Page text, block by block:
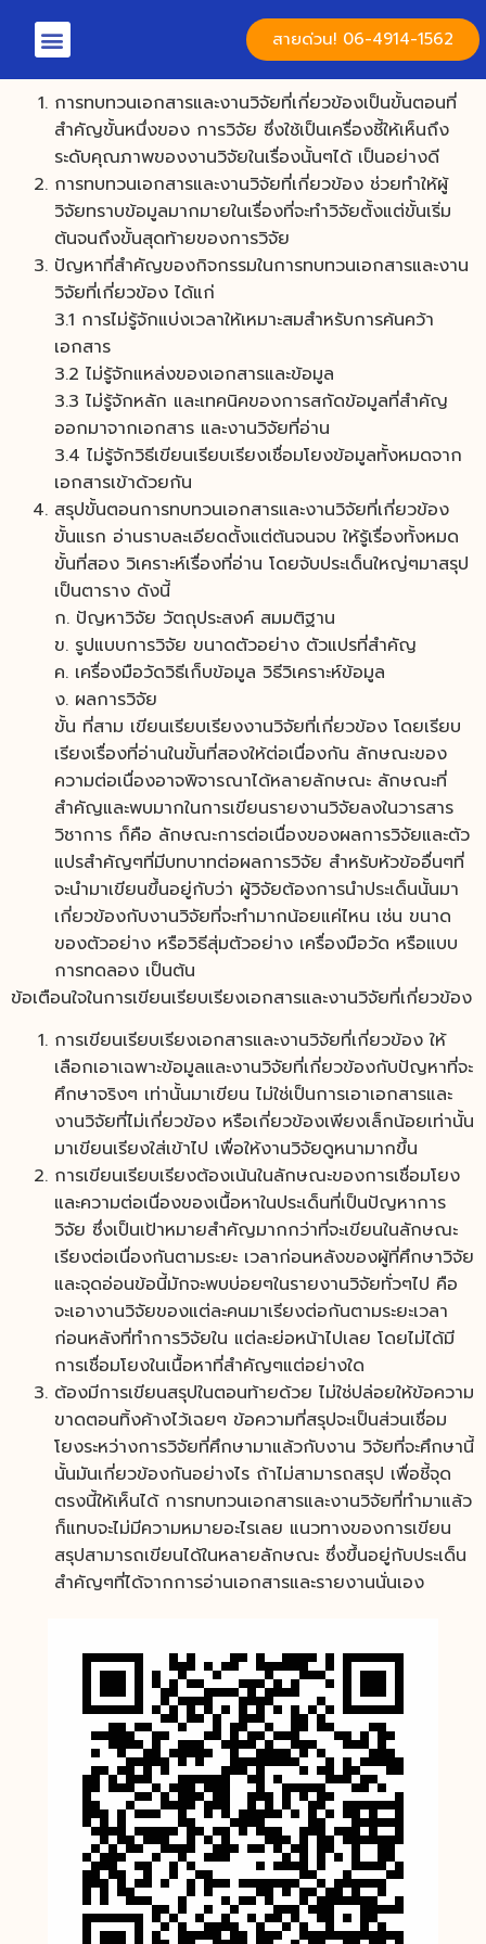
สายด่วน! 06-4914-1562
การทบทวนเอกสารและงานวิจัยที่เกี่ยวข้องเป็นขั้นตอนที่
สำคัญขั้นหนึ่งของ การวิจัย ซึ่งใช้เป็นเครื่องชี้ให้เห็นถึง
ระดับคุณภาพของงานวิจัยในเรื่องนั้นๆได้ เป็นอย่างดี
การทบทวนเอกสารและงานวิจัยที่เกี่ยวข้อง ช่วยทำให้ผู้
วิจัยทราบข้อมูลมากมายในเรื่องที่จะทำวิจัยตั้งแต่ขั้นเริ่ม
ต้นจนถึงขั้นสุดท้ายของการวิจัย
ปัญหาที่สำคัญของกิจกรรมในการทบทวนเอกสารและงาน
วิจัยที่เกี่ยวข้อง ได้แก่
3.1 การไม่รู้จักแบ่งเวลาให้เหมาะสมสำหรับการค้นคว้า
เอกสาร
3.2 ไม่รู้จักแหล่งของเอกสารและข้อมูล
3.3 ไม่รู้จักหลัก และเทคนิคของการสกัดข้อมูลที่สำคัญ
ออกมาจากเอกสาร และงานวิจัยที่อ่าน
3.4 ไม่รู้จักวิธีเขียนเรียบเรียงเชื่อมโยงข้อมูลทั้งหมดจาก
เอกสารเข้าด้วยกัน
สรุปขั้นตอนการทบทวนเอกสารและงานวิจัยที่เกี่ยวข้อง
ขั้นแรก อ่านราบละเอียดตั้งแต่ต้นจนจบ ให้รู้เรื่องทั้งหมด
ขั้นที่สอง วิเคราะห์เรื่องที่อ่าน โดยจับประเด็นใหญ่ๆมาสรุป
เป็นตาราง ดังนี้
ก. ปัญหาวิจัย วัตถุประสงค์ สมมติฐาน
ข. รูปแบบการวิจัย ขนาดตัวอย่าง ตัวแปรที่สำคัญ
ค. เครื่องมือวัดวิธีเก็บข้อมูล วิธีวิเคราะห์ข้อมูล
ง. ผลการวิจัย
ขั้น ที่สาม เขียนเรียบเรียงงานวิจัยที่เกี่ยวข้อง โดยเรียบ
เรียงเรื่องที่อ่านในขั้นที่สองให้ต่อเนื่องกัน ลักษณะของ
ความต่อเนื่องอาจพิจารณาได้หลายลักษณะ ลักษณะที่
สำคัญและพบมากในการเขียนรายงานวิจัยลงในวารสาร
วิชาการ ก็คือ ลักษณะการต่อเนื่องของผลการวิจัยและตัว
แปรสำคัญๆที่มีบทบาทต่อผลการวิจัย สำหรับหัวข้ออื่นๆที่
จะนำมาเขียนขึ้นอยู่กับว่า ผู้วิจัยต้องการนำประเด็นนั้นมา
เกี่ยวข้องกับงานวิจัยที่จะทำมากน้อยแค่ไหน เช่น ขนาด
ของตัวอย่าง หรือวิธีสุ่มตัวอย่าง เครื่องมือวัด หรือแบบ
การทดลอง เป็นต้น
ข้อเตือนใจในการเขียนเรียบเรียงเอกสารและงานวิจัยที่เกี่ยวข้อง
การเขียนเรียบเรียงเอกสารและงานวิจัยที่เกี่ยวข้อง ให้
เลือกเอาเฉพาะข้อมูลและงานวิจัยที่เกี่ยวข้องกับปัญหาที่จะ
ศึกษาจริงๆ เท่านั้นมาเขียน ไม่ใช่เป็นการเอาเอกสารและ
งานวิจัยที่ไม่เกี่ยวข้อง หรือเกี่ยวข้องเพียงเล็กน้อยเท่านั้น
มาเขียนเรียงใส่เข้าไป เพื่อให้งานวิจัยดูหนามากขึ้น
การเขียนเรียบเรียงต้องเน้นในลักษณะของการเชื่อมโยง
และความต่อเนื่องของเนื้อหาในประเด็นที่เป็นปัญหาการ
วิจัย ซึ่งเป็นเป้าหมายสำคัญมากกว่าที่จะเขียนในลักษณะ
เรียงต่อเนื่องกันตามระยะ เวลาก่อนหลังของผู้ที่ศึกษาวิจัย
และจุดอ่อนข้อนี้มักจะพบบ่อยๆในรายงานวิจัยทั่วๆไป คือ
จะเอางานวิจัยของแต่ละคนมาเรียงต่อกันตามระยะเวลา
ก่อนหลังที่ทำการวิจัยใน แต่ละย่อหน้าไปเลย โดยไม่ได้มี
การเชื่อมโยงในเนื้อหาที่สำคัญๆแต่อย่างใด
ต้องมีการเขียนสรุปในตอนท้ายด้วย ไม่ใช่ปล่อยให้ข้อความ
ขาดตอนทิ้งค้างไว้เฉยๆ ข้อความที่สรุปจะเป็นส่วนเชื่อม
โยงระหว่างการวิจัยที่ศึกษามาแล้วกับงาน วิจัยที่จะศึกษานี้
นั้นมันเกี่ยวข้องกันอย่างไร ถ้าไม่สามารถสรุป เพื่อชี้จุด
ตรงนี้ให้เห็นได้ การทบทวนเอกสารและงานวิจัยที่ทำมาแล้ว
ก็แทบจะไม่มีความหมายอะไรเลย แนวทางของการเขียน
สรุปสามารถเขียนได้ในหลายลักษณะ ซึ่งขึ้นอยู่กับประเด็น
สำคัญๆที่ได้จากการอ่านเอกสารและรายงานนั่นเอง